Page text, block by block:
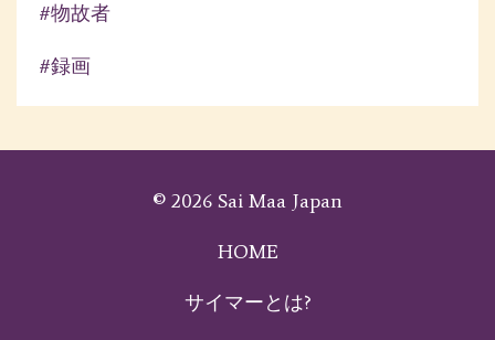
#物故者
#録画
© 2026 Sai Maa Japan
HOME
サイマーとは?